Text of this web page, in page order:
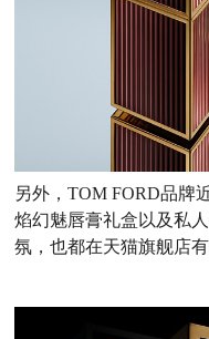
另外，TOM FORD品牌
焰幻魅唇膏礼盒以及私
氛，也都在天猫旗舰店有